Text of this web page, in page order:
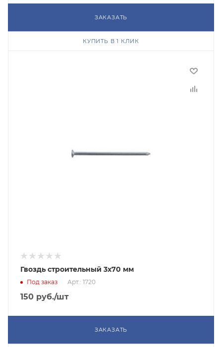
ЗАКАЗАТЬ
КУПИТЬ В 1 КЛИК
Гвоздь строительный 3х70 мм
Под заказ Арт.: 1720
150 руб./шт
ЗАКАЗАТЬ